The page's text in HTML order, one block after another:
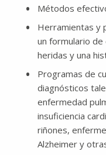
Métodos
Herramientas y
un formulario de
heridas y una
Programas de
diagnósticos
enfermedad
insuficiencia
riñones,
Alzheimer y